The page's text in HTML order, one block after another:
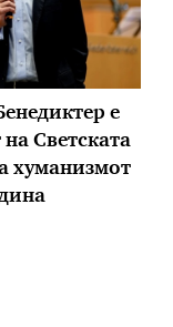
е
на Светската
хуманизмот